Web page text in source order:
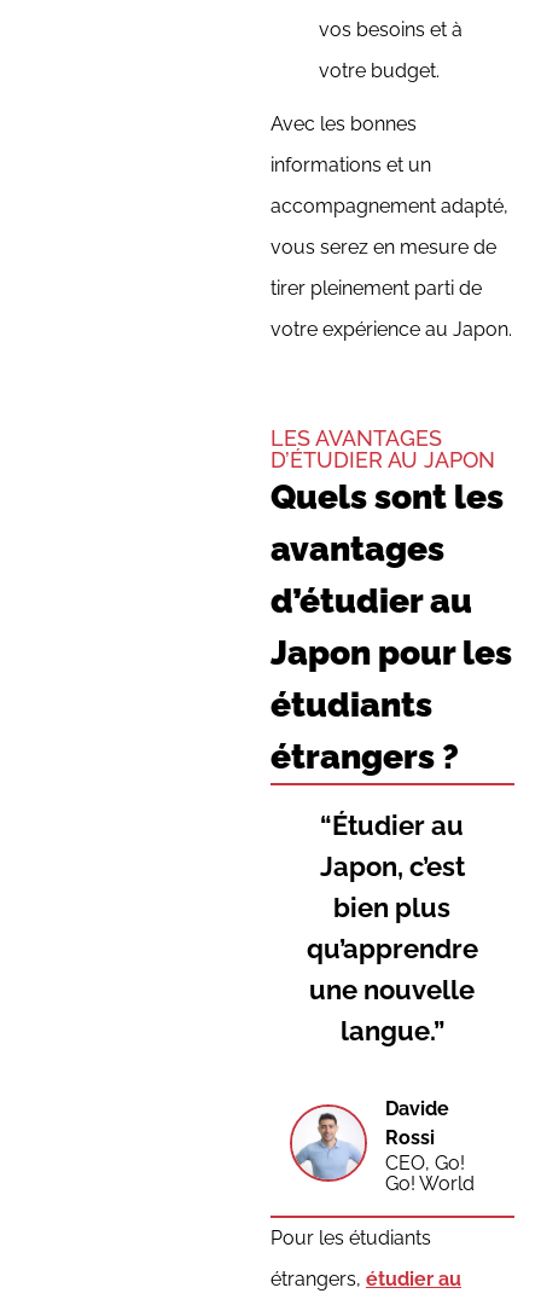
vos besoins et à
votre budget.
Avec les bonnes
informations et un
accompagnement adapté,
vous serez en mesure de
tirer pleinement parti de
votre expérience au Japon.
LES AVANTAGES
D’ÉTUDIER AU JAPON
Quels sont les
avantages
d’étudier au
Japon pour les
étudiants
étrangers ?
“Étudier au
Japon, c’est
bien plus
qu’apprendre
une nouvelle
langue.”
Davide
Rossi
CEO, Go!
Go! World
Pour les étudiants
étrangers, étudier au